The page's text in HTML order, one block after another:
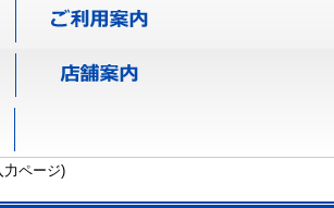
力ページ)